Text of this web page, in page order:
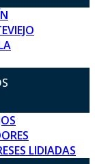
LIDIADAS